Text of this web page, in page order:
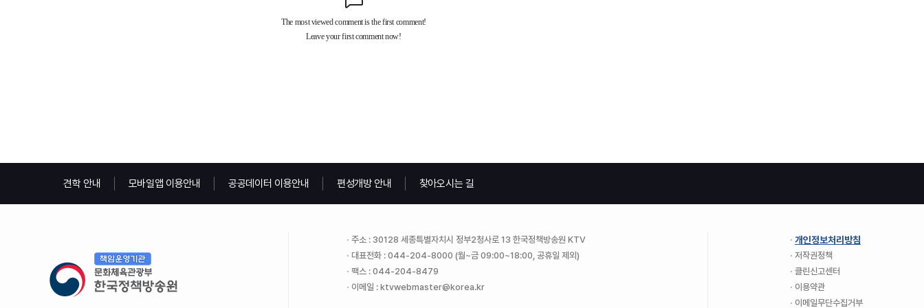
견학 안내 모바일앱 이용안내 공공데이터 이용안내 편성개방 안내 찾아오시는 길
주소 : 30128 세종특별자치시 정부2청사로 13 한국정책방송원 KTV
대표전화 : 044-204-8000 (월~금 09:00~18:00, 공휴일 제외)
팩스 : 044-204-8479
이메일 : ktvwebmaster@korea.kr
개인정보처리방침
저작권정책
클린신고센터
이용약관
이메일무단수집거부